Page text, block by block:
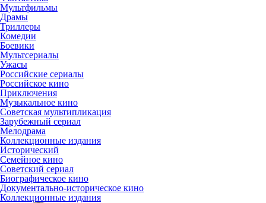
Мультфильмы
Драмы
Триллеры
Комедии
Боевики
Мультсериалы
Ужасы
Российские сериалы
Российское кино
Приключения
Музыкальное кино
Советская мультипликация
Зарубежный сериал
Мелодрама
Коллекционные издания
Исторический
Семейное кино
Советский сериал
Биографическое кино
Документально-историческое кино
Коллекционные издания